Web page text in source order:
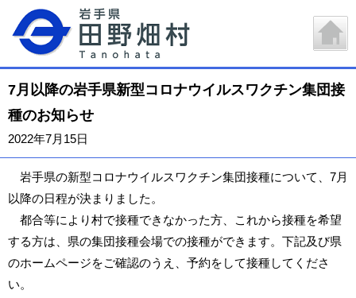
7月以降の岩手県新型コロナウイルスワクチン集団接
種のお知らせ
2022年7月15日
岩手県の新型コロナウイルスワクチン集団接種について、7月
以降の日程が決まりました。
都合等により村で接種できなかった方、これから接種を希望
する方は、県の集団接種会場での接種ができます。下記及び県
のホームページをご確認のうえ、予約をして接種してくださ
い。